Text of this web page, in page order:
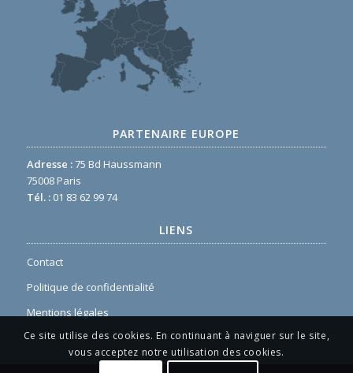
PARTENAIRE EUROPE
Adresse :75 Bd Haussmann
75008 Paris
Tél. :01 83 62 99 74
LIENS
Contact
Politique de confidentialité
Mentions légales
Ce site utilise des cookies. En continuant à naviguer sur le site,
vous acceptez notre utilisation des cookies.